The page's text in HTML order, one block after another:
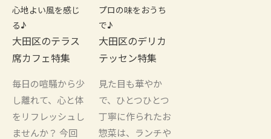
心地よい風を感じ
る♪
大田区のテラス
席カフェ特集
毎日の喧騒から少
し離れて、心と体
をリフレッシュし
ませんか？ 今回
プロの味をおうち
で♪
大田区のデリカ
テッセン特集
見た目も華やか
で、ひとつひとつ
丁寧に作られたお
惣菜は、ランチや